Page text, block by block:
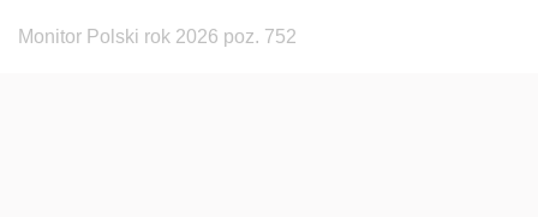
Monitor Polski rok 2026 poz. 752